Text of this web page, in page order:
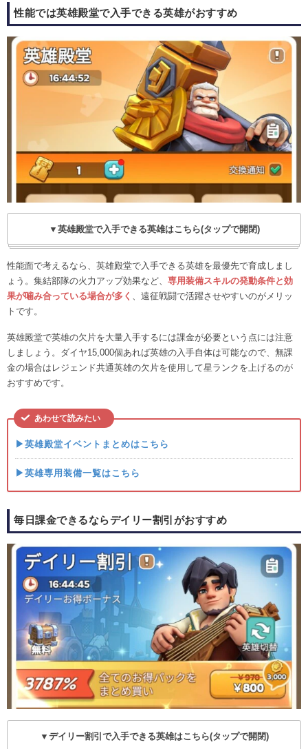
性能では英雄殿堂で入手できる英雄がおすすめ
▼英雄殿堂で入手できる英雄はこちら(タップで開閉)
性能面で考えるなら、英雄殿堂で入手できる英雄を最優先で育成しまし
ょう。集結部隊の火力アップ効果など、 専用装備スキルの発動条件と効
果が噛み合っている場合が多く 、遠征戦闘で活躍させやすいのがメリッ
トです。
英雄殿堂で英雄の欠片を大量入手するには課金が必要という点には注意
しましょう。ダイヤ15,000個あれば英雄の入手自体は可能なので、無課
金の場合はレジェンド共通英雄の欠片を使用して星ランクを上げるのが
おすすめです。
あわせて読みたい
▶英雄殿堂イベントまとめはこちら
▶英雄専用装備一覧はこちら
毎日課金できるならデイリー割引がおすすめ
▼デイリー割引で入手できる英雄はこちら(タップで開閉)